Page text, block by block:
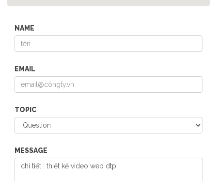
NAME
EMAIL
TOPIC
MESSAGE